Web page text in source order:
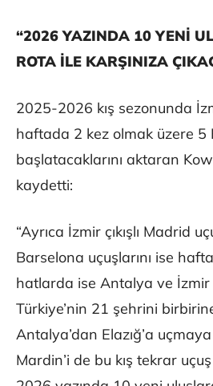
“2026 YAZINDA 10 YENİ
ROTA İLE KARŞINIZA
2025-2026 kış sezonunda
haftada 2 kez olmak üzere 5
başlatacaklarını aktaran
kaydetti:
“Ayrıca İzmir çıkışlı Madrid
Barselona uçuşlarını ise
hatlarda ise Antalya ve İzmir
Türkiye’nin 21 şehrini
Antalya’dan Elazığ’a
Mardin’i de bu kış tekrar uçuş